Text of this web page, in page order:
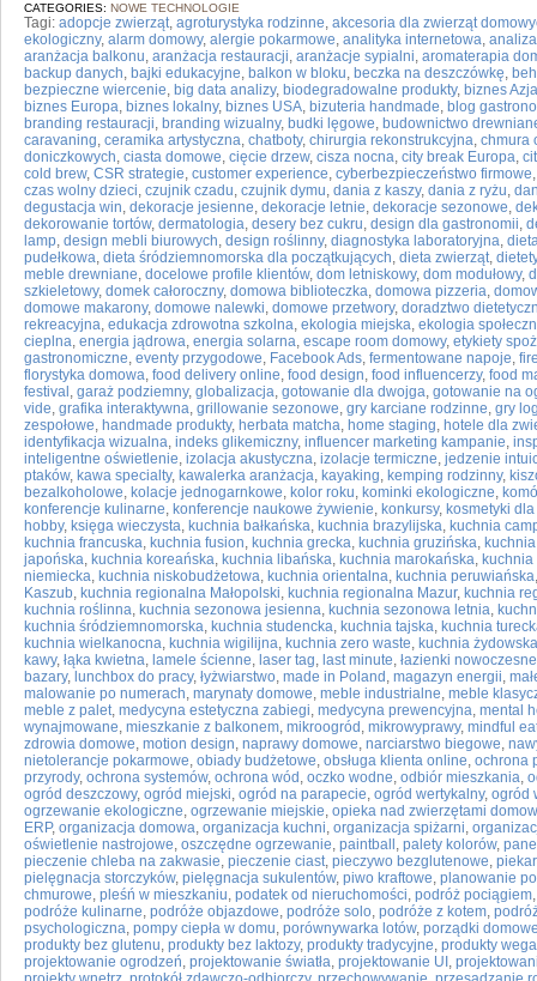
CATEGORIES: NOWE TECHNOLOGIE
Tagi: adopcje zwierząt, agroturystyka rodzinne, akcesoria dla zwierząt
ekologiczny, alarm domowy, alergie pokarmowe, analityka internetowa,
aranżacja balkonu, aranżacja restauracji, aranżacje sypialni, aromaterapia
backup danych, bajki edukacyjne, balkon w bloku, beczka na deszczówkę,
bezpieczne wiercenie, big data analizy, biodegradowalne produkty, biznes Azja
biznes Europa, biznes lokalny, biznes USA, bizuteria handmade, blog
branding restauracji, branding wizualny, budki lęgowe, budownictwo
caravaning, ceramika artystyczna, chatboty, chirurgia rekonstrukcyjna, chmura
doniczkowych, ciasta domowe, cięcie drzew, cisza nocna, city break Europa,
cold brew, CSR strategie, customer experience, cyberbezpieczeństwo firmowe
czas wolny dzieci, czujnik czadu, czujnik dymu, dania z kaszy, dania z ryżu,
degustacja win, dekoracje jesienne, dekoracje letnie, dekoracje sezonowe,
dekorowanie tortów, dermatologia, desery bez cukru, design dla gastronomii,
lamp, design mebli biurowych, design roślinny, diagnostyka laboratoryjna,
pudełkowa, dieta śródziemnomorska dla początkujących, dieta zwierząt,
meble drewniane, docelowe profile klientów, dom letniskowy, dom modułowy,
szkieletowy, domek całoroczny, domowa biblioteczka, domowa pizzeria,
domowe makarony, domowe nalewki, domowe przetwory, doradztwo
rekreacyjna, edukacja zdrowotna szkolna, ekologia miejska, ekologia
cieplna, energia jądrowa, energia solarna, escape room domowy, etykiety
gastronomiczne, eventy przygodowe, Facebook Ads, fermentowane napoje,
florystyka domowa, food delivery online, food design, food influencerzy, food
festival , garaż podziemny, globalizacja, gotowanie dla dwojga, gotowanie na
vide, grafika interaktywna, grillowanie sezonowe, gry karciane rodzinne, gry
zespołowe, handmade produkty, herbata matcha, home staging, hotele dla
identyfikacja wizualna, indeks glikemiczny, influencer marketing kampanie,
inteligentne oświetlenie, izolacja akustyczna, izolacje termiczne, jedzenie
ptaków, kawa specialty, kawalerka aranżacja, kayaking, kemping rodzinny,
bezalkoholowe, kolacje jednogarnkowe, kolor roku, kominki ekologiczne,
konferencje kulinarne, konferencje naukowe żywienie, konkursy, kosmetyki
hobby, księga wieczysta, kuchnia bałkańska, kuchnia brazylijska, kuchnia
kuchnia francuska, kuchnia fusion, kuchnia grecka, kuchnia gruzińska,
japońska, kuchnia koreańska, kuchnia libańska, kuchnia marokańska,
niemiecka, kuchnia niskobudżetowa, kuchnia orientalna, kuchnia peruwiańska
Kaszub, kuchnia regionalna Małopolski, kuchnia regionalna Mazur, kuchnia
kuchnia roślinna, kuchnia sezonowa jesienna, kuchnia sezonowa letnia,
kuchnia śródziemnomorska, kuchnia studencka, kuchnia tajska, kuchnia
kuchnia wielkanocna, kuchnia wigilijna, kuchnia zero waste, kuchnia żydowska
kawy, łąka kwietna, lamele ścienne, laser tag, last minute, łazienki nowoczesne
bazary, lunchbox do pracy, łyżwiarstwo, made in Poland , magazyn energii,
malowanie po numerach, marynaty domowe, meble industrialne, meble
meble z palet, medycyna estetyczna zabiegi, medycyna prewencyjna, mental
wynajmowane, mieszkanie z balkonem, mikroogród , mikrowyprawy, mindful
zdrowia domowe, motion design, naprawy domowe, narciarstwo biegowe,
nietolerancje pokarmowe, obiady budżetowe, obsługa klienta online, ochrona
przyrody, ochrona systemów, ochrona wód , oczko wodne, odbiór mieszkania,
ogród deszczowy, ogród miejski, ogród na parapecie, ogród wertykalny, ogród
ogrzewanie ekologiczne, ogrzewanie miejskie, opieka nad zwierzętami
ERP, organizacja domowa, organizacja kuchni, organizacja spiżarni,
oświetlenie nastrojowe, oszczędne ogrzewanie, paintball , palety kolorów,
pieczenie chleba na zakwasie, pieczenie ciast, pieczywo bezglutenowe,
pielęgnacja storczyków, pielęgnacja sukulentów, piwo kraftowe, planowanie
chmurowe, pleśń w mieszkaniu, podatek od nieruchomości, podróż pociągiem
podróże kulinarne, podróże objazdowe, podróże solo, podróże z kotem,
psychologiczna, pompy ciepła w domu, porównywarka lotów, porządki
produkty bez glutenu, produkty bez laktozy, produkty tradycyjne, produkty
projektowanie ogrodzeń, projektowanie światła, projektowanie UI ,